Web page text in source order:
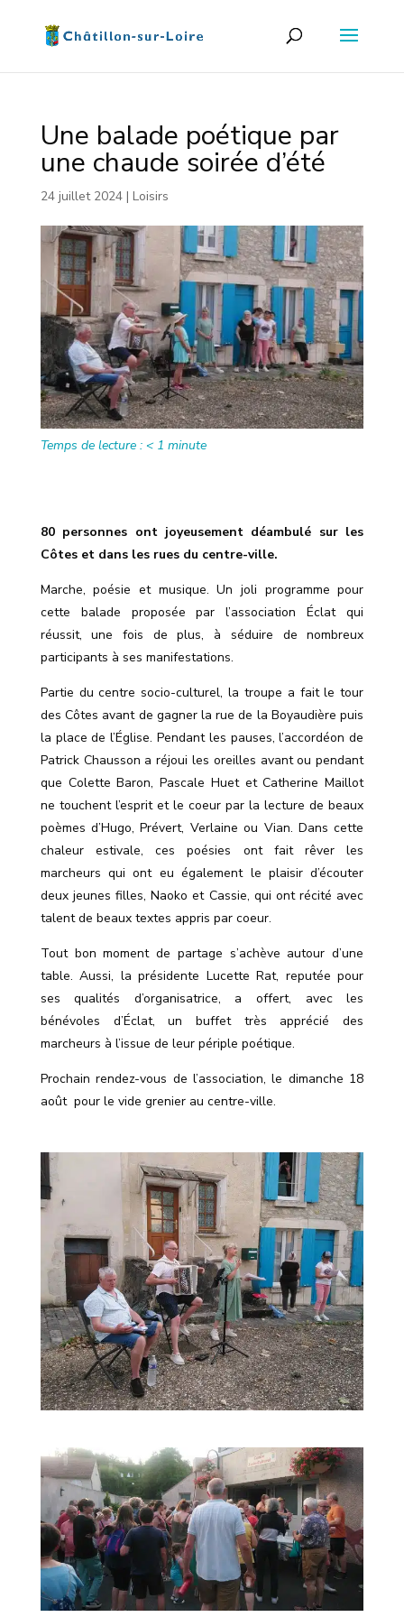
Une balade poétique par
une chaude soirée d’été
24 juillet 2024| Loisirs
Temps de lecture : < 1 minute
80 personnes ont joyeusement déambulé sur les
Côtes et dans les rues du centre-ville.
Marche, poésie et musique. Un joli programme pour
cette balade proposée par l’association Éclat qui
réussit, une fois de plus, à séduire de nombreux
participants à ses manifestations.
Partie du centre socio-culturel, la troupe a fait le tour
des Côtes avant de gagner la rue de la Boyaudière puis
la place de l’Église. Pendant les pauses, l’accordéon de
Patrick Chausson a réjoui les oreilles avant ou pendant
que Colette Baron, Pascale Huet et Catherine Maillot
ne touchent l’esprit et le coeur par la lecture de beaux
poèmes d’Hugo, Prévert, Verlaine ou Vian. Dans cette
chaleur estivale, ces poésies ont fait rêver les
marcheurs qui ont eu également le plaisir d’écouter
deux jeunes filles, Naoko et Cassie, qui ont récité avec
talent de beaux textes appris par coeur.
Tout bon moment de partage s’achève autour d’une
table. Aussi, la présidente Lucette Rat, reputée pour
ses qualités d’organisatrice, a offert, avec les
bénévoles d’Éclat, un buffet très apprécié des
marcheurs à l’issue de leur périple poétique.
Prochain rendez-vous de l’association, le dimanche 18
août pour le vide grenier au centre-ville.